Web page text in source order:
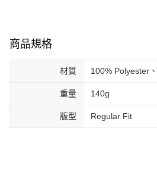
商品規格
材質 100% Polyester
重量 140g
版型 Regular Fit